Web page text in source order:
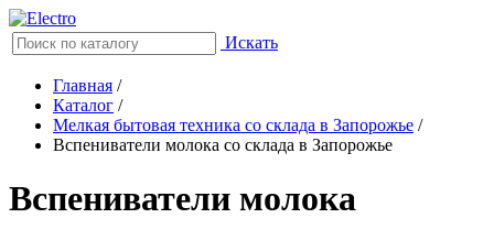
Искать
Главная /
Каталог /
Мелкая бытовая техника со склада в Запорожье /
Вспениватели молока со склада в Запорожье
Вспениватели молока